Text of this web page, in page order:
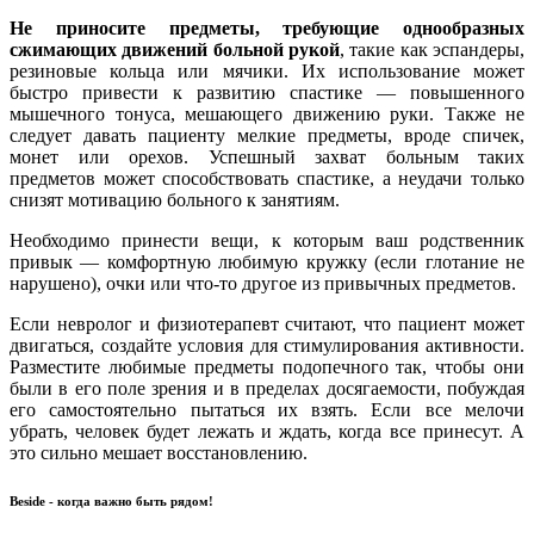
Не приносите предметы, требующие однообразных
сжимающих движений больной рукой, такие как эспандеры,
резиновые кольца или мячики. Их использование может
быстро привести к развитию спастике — повышенного
мышечного тонуса, мешающего движению руки. Также не
следует давать пациенту мелкие предметы, вроде спичек,
монет или орехов. Успешный захват больным таких
предметов может способствовать спастике, а неудачи только
снизят мотивацию больного к занятиям.
Необходимо принести вещи, к которым ваш родственник
привык — комфортную любимую кружку (если глотание не
нарушено), очки или что-то другое из привычных предметов.
Если невролог и физиотерапевт считают, что пациент может
двигаться, создайте условия для стимулирования активности.
Разместите любимые предметы подопечного так, чтобы они
были в его поле зрения и в пределах досягаемости, побуждая
его самостоятельно пытаться их взять. Если все мелочи
убрать, человек будет лежать и ждать, когда все принесут. А
это сильно мешает восстановлению.
Beside - когда важно быть рядом!